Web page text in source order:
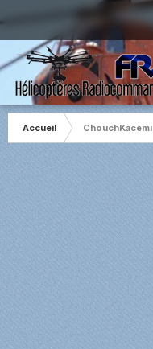
Accueil ChouchKacemi